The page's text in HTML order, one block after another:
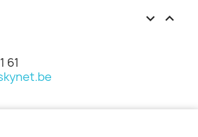
 
61